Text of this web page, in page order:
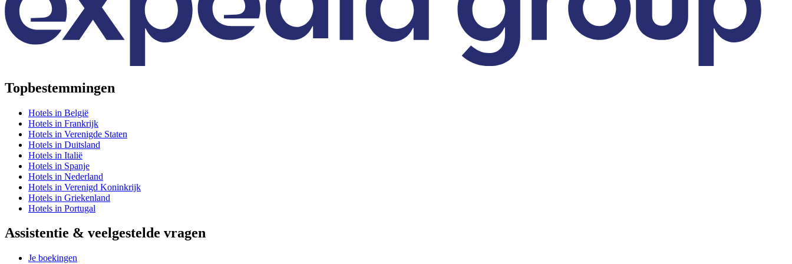
Topbestemmingen
Hotels in België
Hotels in Frankrijk
Hotels in Verenigde Staten
Hotels in Duitsland
Hotels in Italië
Hotels in Spanje
Hotels in Nederland
Hotels in Verenigd Koninkrijk
Hotels in Griekenland
Hotels in Portugal
Assistentie & veelgestelde vragen
Je boekingen